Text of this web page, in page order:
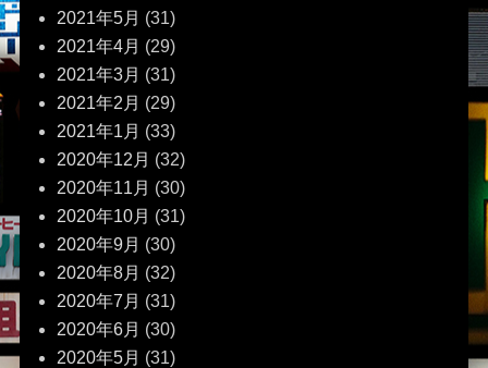
2021年5月 (31)
2021年4月 (29)
2021年3月 (31)
2021年2月 (29)
2021年1月 (33)
2020年12月 (32)
2020年11月 (30)
2020年10月 (31)
2020年9月 (30)
2020年8月 (32)
2020年7月 (31)
2020年6月 (30)
2020年5月 (31)